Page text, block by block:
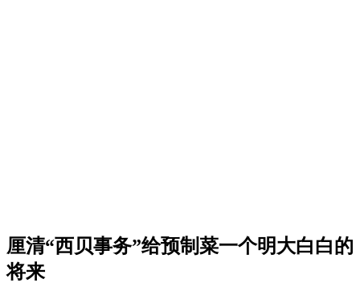
厘清“西贝事务”给预制菜一个明大白白的
将来